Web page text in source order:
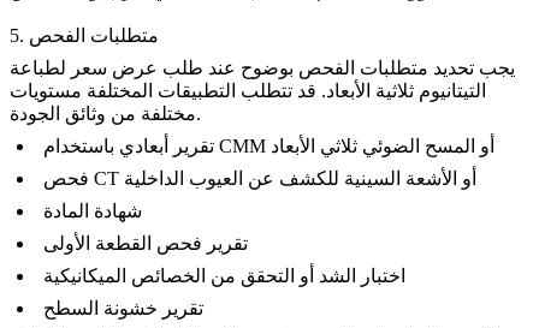
5. متطلبات الفحص
يجب تحديد متطلبات الفحص بوضوح عند طلب عرض سعر لطباعة
التيتانيوم ثلاثية الأبعاد. قد تتطلب التطبيقات المختلفة مستويات
مختلفة من وثائق الجودة.
تقرير أبعادي باستخدام CMM أو المسح الضوئي ثلاثي الأبعاد
فحص CT أو الأشعة السينية للكشف عن العيوب الداخلية
شهادة المادة
تقرير فحص القطعة الأولى
اختبار الشد أو التحقق من الخصائص الميكانيكية
تقرير خشونة السطح